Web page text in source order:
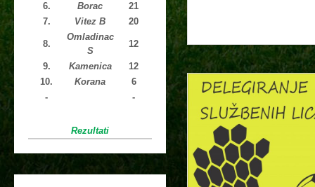
6.
Borac
21
7.
Vitez B 20
8.
Omladinac
S
12
9. Kamenica
12
10.
Korana
6
-
-
Rezultati